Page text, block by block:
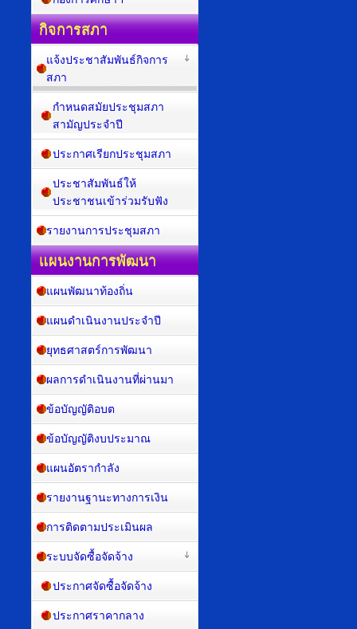
กิจการสภา
แจ้งประชาสัมพันธ์กิจการ
สภา
กำหนดสมัยประชุมสภา
สามัญประจำปี
ประกาศเรียกประชุมสภา
ประชาสัมพันธ์ให้
ประชาชนเข้าร่วมรับฟัง
รายงานการประชุมสภา
แผนงานการพัฒนา
แผนพัฒนาท้องถิ่น
แผนดำเนินงานประจำปี
ยุทธศาสตร์การพัฒนา
ผลการดำเนินงานที่ผ่านมา
ข้อบัญญัติอบต
ข้อบัญญัติงบประมาณ
แผนอัตรากำลัง
รายงานฐานะทางการเงิน
การติดตามประเมินผล
ระบบจัดซื้อจัดจ้าง
ประกาศจัดซื้อจัดจ้าง
ประกาศราคากลาง